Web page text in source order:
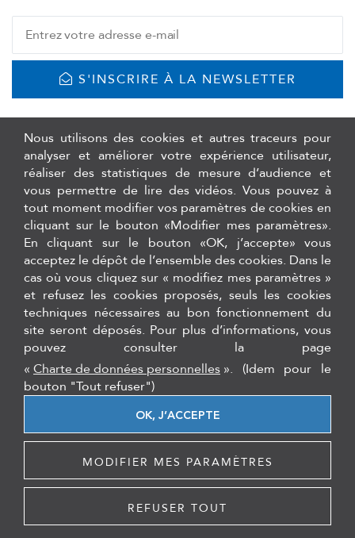
S'INSCRIRE À LA NEWSLETTER
Logiciels de traçabilité de stérilisation, logiciel de gestion de stock
et formations Hygiène Asepsie
12 rue du 35ème régiment d'aviation - 69500, Bron
Tél. :+33 (0)4 27 11 85 26
secretariat@cqo-dentaire.fr
FORMATIONS
TEAMVIEWER
Copyright © 2018-2026by C.Q.O.-ParGDA agence web à lyon
Nous utilisons des cookies et autres traceurs pour
analyser et améliorer votre expérience utilisateur,
réaliser des statistiques de mesure d’audience et
vous permettre de lire des vidéos. Vous pouvez à
tout moment modifier vos paramètres de cookies en
cliquant sur le bouton «Modifier mes paramètres».
En cliquant sur le bouton «OK, j’accepte» vous
acceptez le dépôt de l’ensemble des cookies. Dans le
cas où vous cliquez sur « modifiez mes paramètres »
et refusez les cookies proposés, seuls les cookies
techniques nécessaires au bon fonctionnement du
site seront déposés. Pour plus d’informations, vous
pouvez consulter la page
« Charte de données personnelles ». (Idem pour le
bouton "Tout refuser")
OK, J’ACCEPTE
MODIFIER MES PARAMÈTRES
REFUSER TOUT